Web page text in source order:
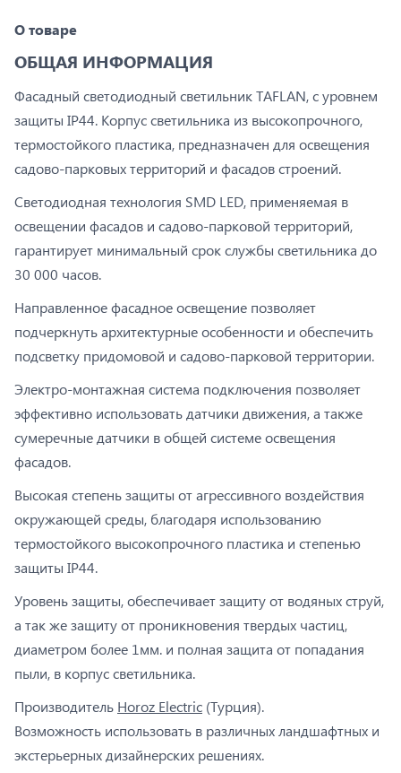
О товаре
ОБЩАЯ ИНФОРМАЦИЯ
Фасадный светодиодный светильник TAFLAN, с уровнем
защиты IP44. Корпус светильника из высокопрочного,
термостойкого пластика, предназначен для освещения
садово-парковых территорий и фасадов строений.
Светодиодная технология SMD LED, применяемая в
освещении фасадов и садово-парковой территорий,
гарантирует минимальный срок службы светильника до
30 000 часов.
Направленное фасадное освещение позволяет
подчеркнуть архитектурные особенности и обеспечить
подсветку придомовой и садово-парковой территории.
Электро-монтажная система подключения позволяет
эффективно использовать датчики движения, а также
сумеречные датчики в общей системе освещения
фасадов.
Высокая степень защиты от агрессивного воздействия
окружающей среды, благодаря использованию
термостойкого высокопрочного пластика и степенью
защиты IP44.
Уровень защиты, обеспечивает защиту от водяных струй,
а так же защиту от проникновения твердых частиц,
диаметром более 1мм. и полная защита от попадания
пыли, в корпус светильника.
Производитель Horoz Electric (Турция).
Возможность использовать в различных ландшафтных и
экстерьерных дизайнерских решениях.